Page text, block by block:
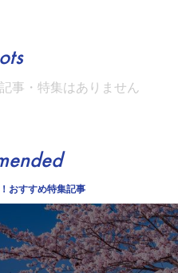
事・特集はありません
おすすめ特集記事